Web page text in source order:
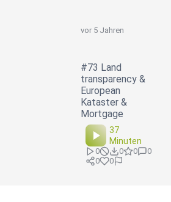
vor 5 Jahren
#73 Land
transparency &
European
Kataster &
Mortgage
37
Minuten
0 0 0
0
0
0